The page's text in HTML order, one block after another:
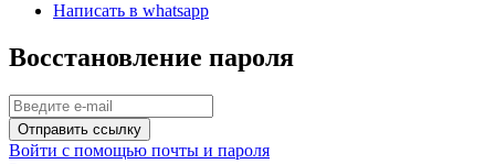
Написать в whatsapp
Восстановление пароля
Отправить ссылку
Войти с помощью почты и пароля